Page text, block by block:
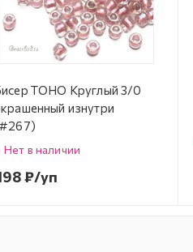
TOHO Круглый 3/0
изнутри
Нет в наличии
₽/уп